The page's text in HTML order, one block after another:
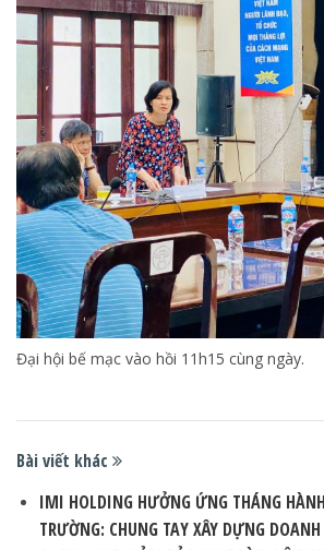
Đại hội bế mạc vào hồi 11h15 cùng ngày.
Bài viết khác
IMI HOLDING HƯỞNG ỨNG THÁNG
TRƯỜNG: CHUNG TAY XÂY DỰNG